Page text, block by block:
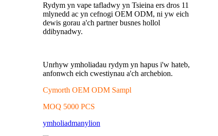
Rydym yn vape tafladwy yn Tsieina ers dros 11
mlynedd ac yn cefnogi OEM ODM, ni yw eich
dewis gorau a'ch partner busnes hollol
ddibynadwy.
Unrhyw ymholiadau rydym yn hapus i'w hateb,
anfonwch eich cwestiynau a'ch archebion.
Cymorth OEM ODM Sampl
MOQ 5000 PCS
ymholiadmanylion